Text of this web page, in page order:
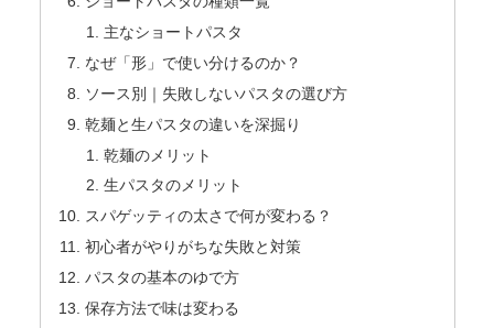
主なショートパスタ
なぜ「形」で使い分けるのか？
ソース別｜失敗しないパスタの選び方
乾麺と生パスタの違いを深掘り
乾麺のメリット
生パスタのメリット
スパゲッティの太さで何が変わる？
初心者がやりがちな失敗と対策
パスタの基本のゆで方
保存方法で味は変わる